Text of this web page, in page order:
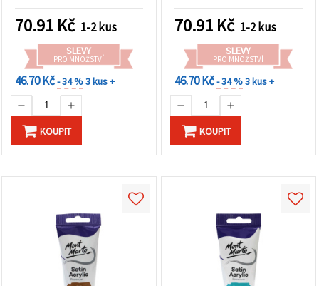
70.91 Kč 1-2 kus
SLEVY
PRO MNOŽSTVÍ
46.70 Kč- 34 %3 kus +
KOUPIT
70.91 Kč 1-2 kus
SLEVY
PRO MNOŽSTVÍ
46.70 Kč- 34 %3 kus +
KOUPIT